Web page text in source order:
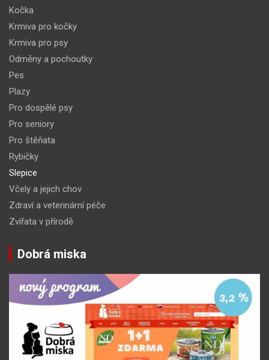
Kočka
Krmiva pro kočky
Krmiva pro psy
Odměny a pochoutky
Pes
Plazy
Pro dospělé psy
Pro seniory
Pro štěňata
Rybičky
Slepice
Včely a jejich chov
Zdraví a veterinární péče
Zvířata v přírodě
Dobrá miska